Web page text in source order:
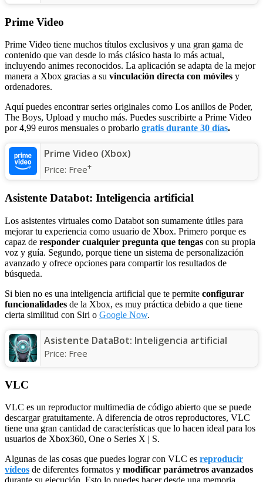
Prime Video
Prime Video tiene muchos títulos exclusivos y una gran gama de
contenido que van desde lo más clásico hasta lo más actual,
incluyendo animes reconocidos. La aplicación se adapta de la mejor
manera a Xbox gracias a su vinculación directa con móviles y
ordenadores.
Aquí puedes encontrar series originales como Los anillos de Poder,
The Boys, Upload y mucho más. Puedes suscribirte a Prime Video
por 4,99 euros mensuales o probarlo gratis durante 30 días.
Prime Video (Xbox)
Price: Free+
Asistente Databot: Inteligencia artificial
Los asistentes virtuales como Databot son sumamente útiles para
mejorar tu experiencia como usuario de Xbox. Primero porque es
capaz de responder cualquier pregunta que tengas con su propia
voz y guía. Segundo, porque tiene un sistema de personalización
avanzado y ofrece opciones para compartir los resultados de
búsqueda.
Si bien no es una inteligencia artificial que te permite configurar
funcionalidades de la Xbox, es muy práctica debido a que tiene
cierta similitud con Siri o Google Now.
Asistente DataBot: Inteligencia artificial
Price: Free
VLC
VLC es un reproductor multimedia de código abierto que se puede
descargar gratuitamente. A diferencia de otros reproductores, VLC
tiene una gran cantidad de características que lo hacen ideal para los
usuarios de Xbox360, One o Series X | S.
Algunas de las cosas que puedes lograr con VLC es reproducir
vídeos de diferentes formatos y modificar parámetros avanzados